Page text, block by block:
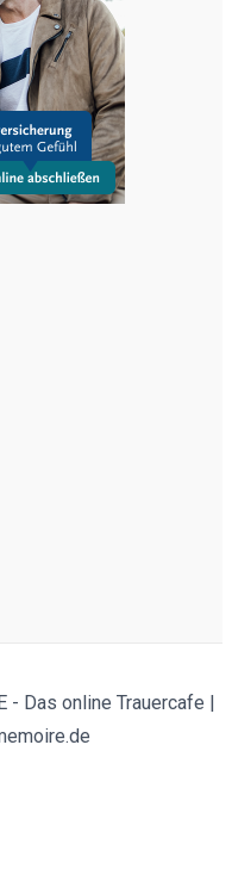
- Das online Trauercafe |